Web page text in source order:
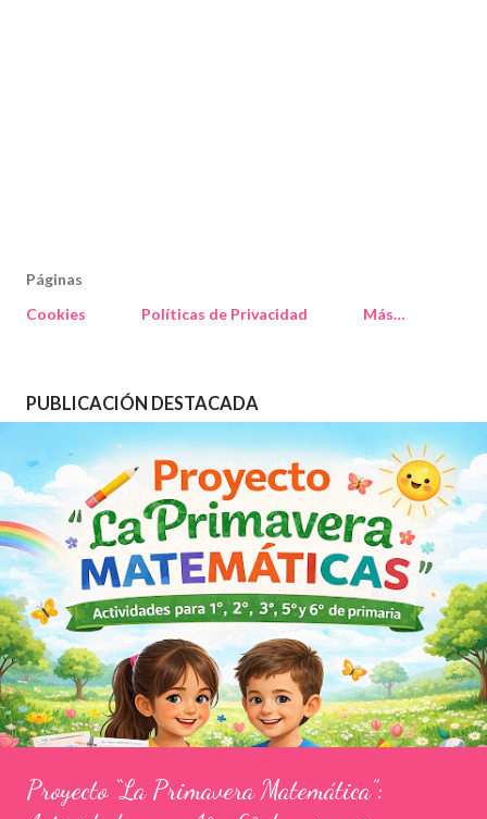
Páginas
Cookies
Políticas de Privacidad Más…
PUBLICACIÓN DESTACADA
Proyecto “La Primavera Matemática”: